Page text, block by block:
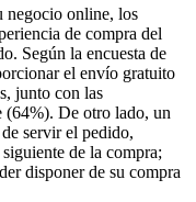
negocio online, los
de compra del
Según la encuesta de
el envío gratuito
junto con las
(64%). De otro lado, un
servir el pedido,
de la compra;
disponer de su compra